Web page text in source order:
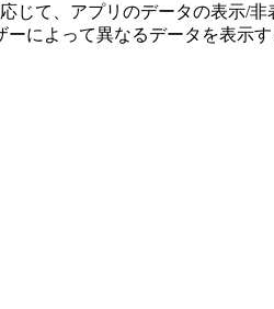
じて、アプリのデータの表示/
によって異なるデータを表示す